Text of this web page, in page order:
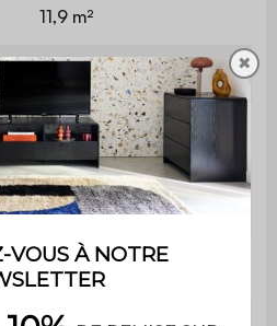
11,9 m²
2,33 m
2,12 m
10,4 m²
10 x 10 x 224 cm
✖